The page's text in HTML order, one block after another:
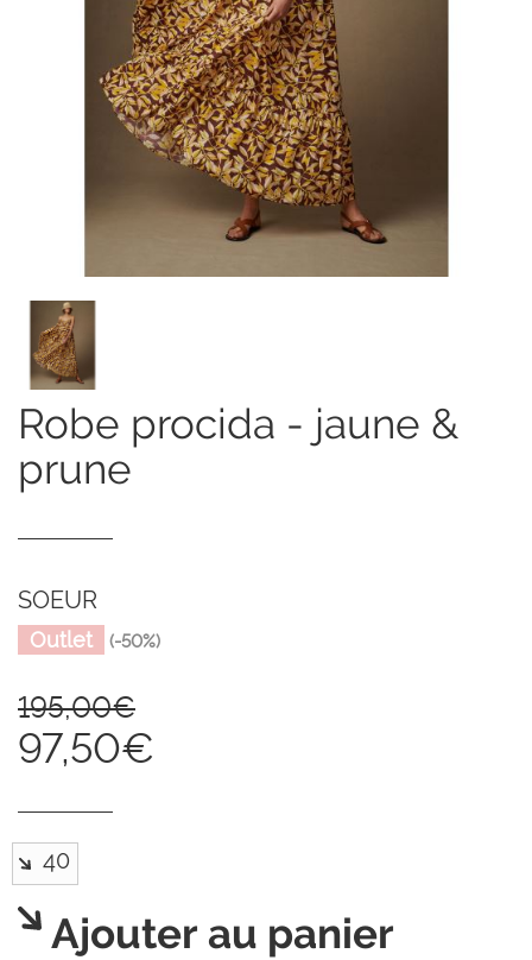
robe procida - jaune &
prune
SOEUR
Outlet (-50%)
195,00€
97,50€
Ajouter au panier